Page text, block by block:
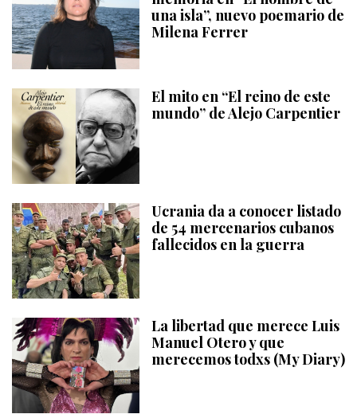
una isla”, nuevo poemario de
Milena Ferrer
El mito en “El reino de este
mundo” de Alejo Carpentier
Ucrania da a conocer listado
de 54 mercenarios cubanos
fallecidos en la guerra
La libertad que merece Luis
Manuel Otero y que
merecemos todxs (My Diary)